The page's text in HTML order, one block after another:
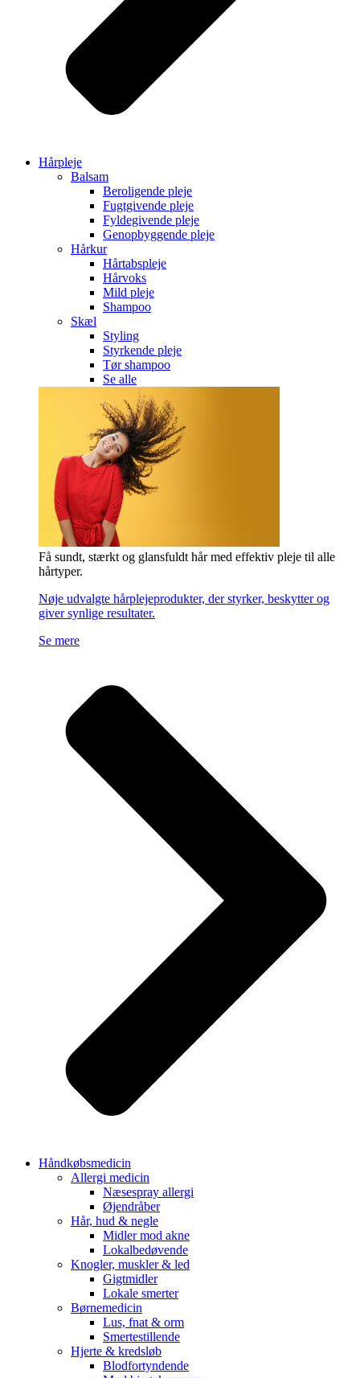
Hårpleje
Balsam
Beroligende pleje
Fugtgivende pleje
Fyldegivende pleje
Genopbyggende pleje
Hårkur
Hårtabspleje
Hårvoks
Mild pleje
Shampoo
Skæl
Styling
Styrkende pleje
Tør shampoo
Se alle
Få sundt, stærkt og glansfuldt hår med effektiv pleje til alle
hårtyper.
Nøje udvalgte hårplejeprodukter, der styrker, beskytter og
giver synlige resultater.
Se mere
Håndkøbsmedicin
Allergi medicin
Næsespray allergi
Øjendråber
Hår, hud & negle
Midler mod akne
Lokalbedøvende
Knogler, muskler & led
Gigtmidler
Lokale smerter
Børnemedicin
Lus, fnat & orm
Smertestillende
Hjerte & kredsløb
Blodfortyndende